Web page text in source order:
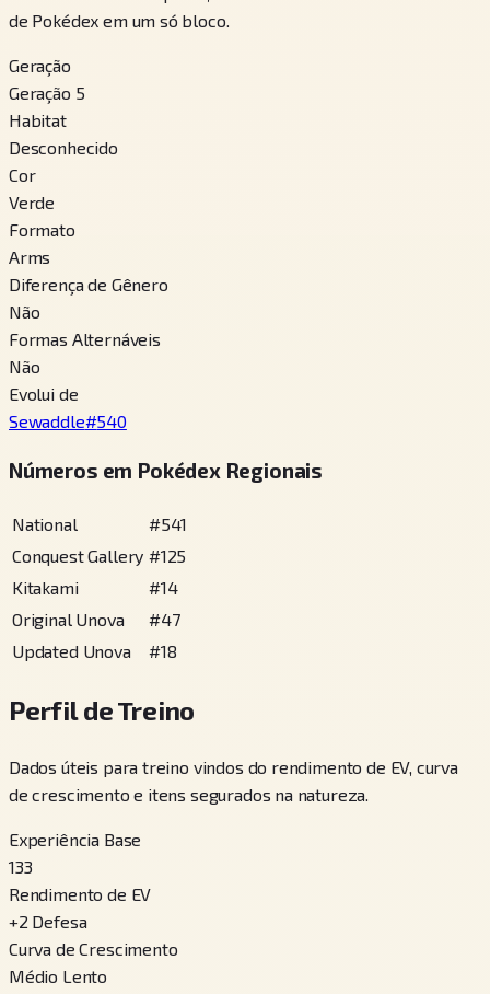
de Pokédex em um só bloco.
Geração
Geração 5
Habitat
Desconhecido
Cor
Verde
Formato
Arms
Diferença de Gênero
Não
Formas Alternáveis
Não
Evolui de
Sewaddle#540
Números em Pokédex Regionais
National #541
Conquest Gallery #125
Kitakami
#14
Original Unova
#47
Updated Unova
#18
Perfil de Treino
Dados úteis para treino vindos do rendimento de EV, curva
de crescimento e itens segurados na natureza.
Experiência Base
133
Rendimento de EV
+2 Defesa
Curva de Crescimento
Médio Lento